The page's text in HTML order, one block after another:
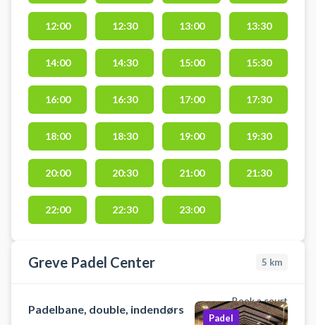
padel bane med optimal indendørs
belysning og adgang til
omklædning og badefaciliteter.
PADELPIT tilbyder leje af bat og
gratis brug af bolde. Nye padel
tennis bolde kan købes på stedet.
12:00 12:30 13:00 13:30
14:00 14:30 15:00 15:30
16:00 16:30 17:00 17:30
18:00 18:30 19:00 19:30
20:00 20:30 21:00 21:30
22:00 22:30 23:00
Greve Padel Center 5 km
Book a court
Padelbane, double, indendørs
Padel